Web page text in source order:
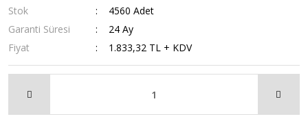
Stok
4560 Adet
Garanti Süresi
24 Ay
Fiyat
1.833,32 TL + KDV